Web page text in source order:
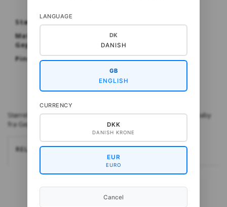
Størrelse: 3-4 (5-6) 7-8 år
Materialer: CottonWool 3 eller CottonBaby fra
Gepard
Pinde: 3 mm
Størrelse: 3-4 (5-6) 7-8 år Materialer: CottonWool 3 eller CottonBaby
fra Gepard Pinde: 3 mm
RELATEREDE
LANGUAGE
DK
DANISH
GB
ENGLISH
CURRENCY
DKK
DANISH KRONE
EUR
EURO
Cancel